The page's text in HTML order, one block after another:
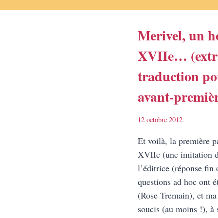
Merivel, un
XVIIe…
traduction
avant-
12 octobre 2012
Et voilà, la première
XVIIe (une imitation
l’éditrice (réponse fin
questions ad hoc ont
(Rose Tremain), et
soucis (au moins !), à